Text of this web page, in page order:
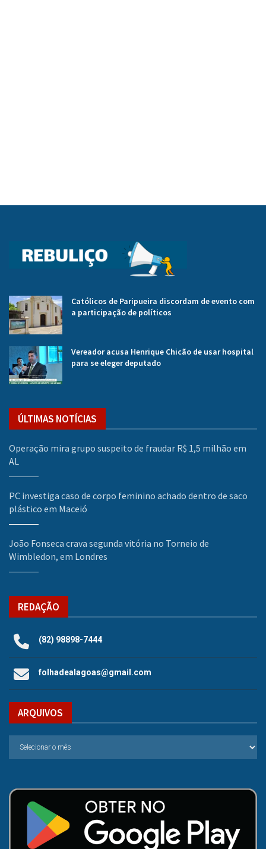
Católicos de Paripueira discordam de evento com
a participação de políticos
Vereador acusa Henrique Chicão de usar hospital
para se eleger deputado
ÚLTIMAS NOTÍCIAS
Operação mira grupo suspeito de fraudar R$ 1,5 milhão em
AL
PC investiga caso de corpo feminino achado dentro de saco
plástico em Maceió
João Fonseca crava segunda vitória no Torneio de
Wimbledon, em Londres
REDAÇÃO
(82) 98898-7444
folhadealagoas@gmail.com
ARQUIVOS